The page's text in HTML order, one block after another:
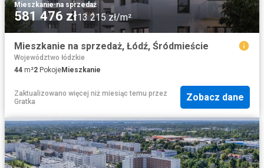
Mieszkanie·na sprzedaż
581 476 zł13 215 zł/m²
Mieszkanie na sprzedaż, Łódź, Śródmieście
Województwo łódzkie
44 m²2 PokojeMieszkanie
Zaktualizowano więcej niż miesiąc temu przez
Gratka
Zobacz dane